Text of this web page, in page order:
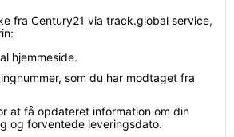
fra Century21 via track.global service,
hjemmeside.
som du har modtaget fra
at få opdateret information om din
og forventede leveringsdato.